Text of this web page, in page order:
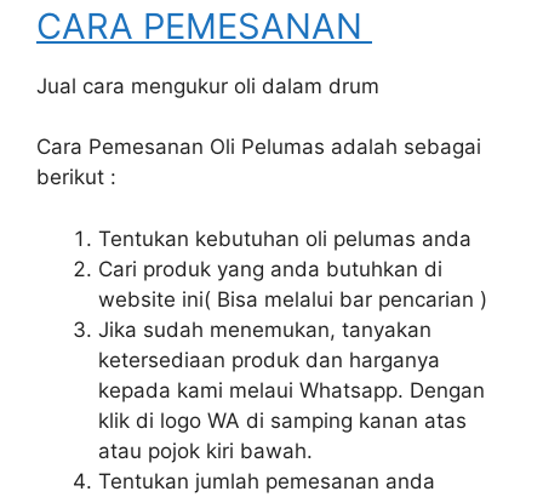
CARA PEMESANAN
Jual cara mengukur oli dalam drum
Cara Pemesanan Oli Pelumas adalah sebagai
berikut :
Tentukan kebutuhan oli pelumas anda
Cari produk yang anda butuhkan di
website ini( Bisa melalui bar pencarian )
Jika sudah menemukan, tanyakan
ketersediaan produk dan harganya
kepada kami melaui Whatsapp. Dengan
klik di logo WA di samping kanan atas
atau pojok kiri bawah.
Tentukan jumlah pemesanan anda